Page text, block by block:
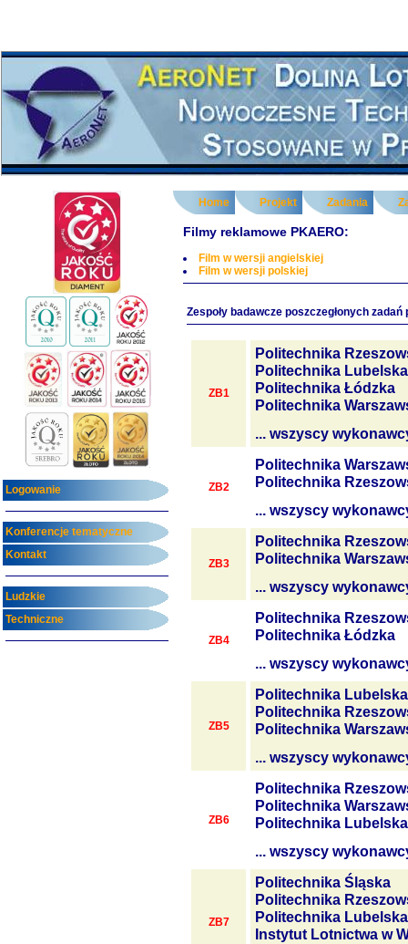
Logowanie
Konferencje tematyczne
Kontakt
Ludzkie
Techniczne
Home Projekt Zadania
Filmy reklamowe PKAERO:
Film w wersji angielskiej
Film w wersji polskiej
Zespoły badawcze poszczegłonych zadań
ZB1
Politechnika
Politechnika Lubelska
Politechnika Łódzka
Politechnika
... wszyscy
ZB2
Politechnika
Politechnika
... wszyscy
ZB3
Politechnika
Politechnika
... wszyscy
ZB4
Politechnika
Politechnika Łódzka
... wszyscy
ZB5
Politechnika Lubelska
Politechnika
Politechnika
... wszyscy
ZB6
Politechnika
Politechnika
Politechnika Lubelska
... wszyscy
ZB7
Politechnika Śląska
Politechnika
Politechnika Lubelska
Instytut Lotnictwa w